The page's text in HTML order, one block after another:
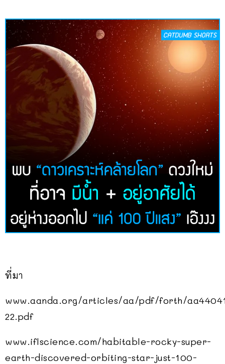
ที่มา
www.aanda.org/articles/aa/pdf/forth/
22.pdf
www.iflscience.com/habitable-rocky-super-
earth-discovered-orbiting-star-just-100-